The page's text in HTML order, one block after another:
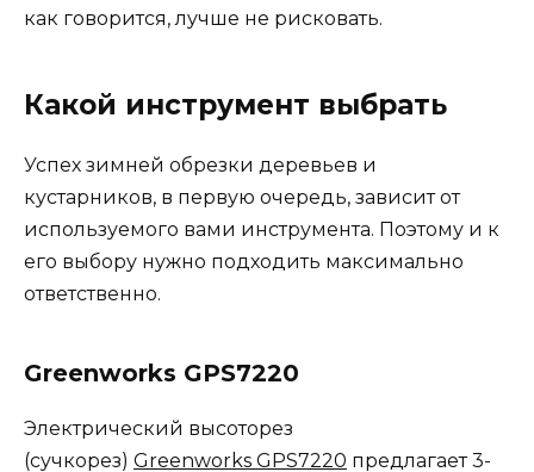
как говорится, лучше не рисковать.
Какой инструмент выбрать
Успех зимней обрезки деревьев и
кустарников, в первую очередь, зависит от
используемого вами инструмента. Поэтому и к
его выбору нужно подходить максимально
ответственно.
Greenworks GPS7220
Электрический высоторез
(сучкорез) Greenworks GPS7220 предлагает 3-